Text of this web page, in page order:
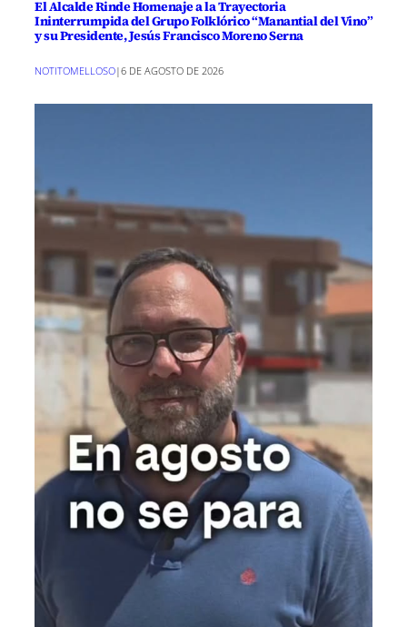
El Alcalde Rinde Homenaje a la Trayectoria
Ininterrumpida del Grupo Folklórico “Manantial del Vino”
y su Presidente, Jesús Francisco Moreno Serna
NOTITOMELLOSO|6 DE AGOSTO DE 2026